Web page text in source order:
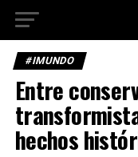
#IMUNDO
Entre
hechos